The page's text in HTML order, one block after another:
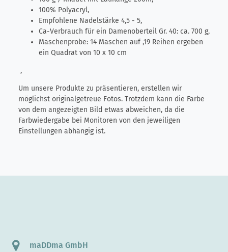
100% Polyacryl,
Empfohlene Nadelstärke 4,5 - 5,
Ca-Verbrauch für ein Damenoberteil Gr. 40: ca. 700 g,
Maschenprobe: 14 Maschen auf ,19 Reihen ergeben
ein Quadrat von 10 x 10 cm
,
Um unsere Produkte zu präsentieren, erstellen wir
möglichst originalgetreue Fotos. Trotzdem kann die Farbe
von dem angezeigten Bild etwas abweichen, da die
Farbwiedergabe bei Monitoren von den jeweiligen
Einstellungen abhängig ist.
maDDma GmbH